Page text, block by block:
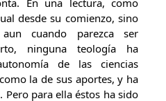
En una lectura, como
desde su comienzo, sino
cuando parezca ser
ninguna teología ha
de las ciencias
la de sus aportes, y ha
Pero para ella éstos ha sido